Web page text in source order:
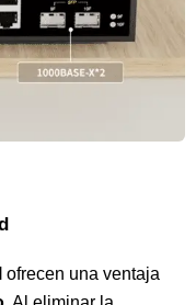
ofrecen una ventaja